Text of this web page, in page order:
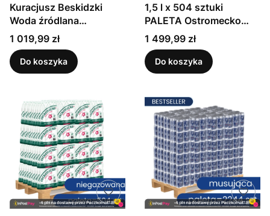
Kuracjusz Beskidzki
Woda źródlana
niegazowana 1 l x 630
sztuk (paleta)
Cena
1 019,99 zł
Do koszyka
1,5 l x 504 sztuki
PALETA Ostromecko
Naturalna woda
mineralna gazowana
Cena
1 499,99 zł
Do koszyka